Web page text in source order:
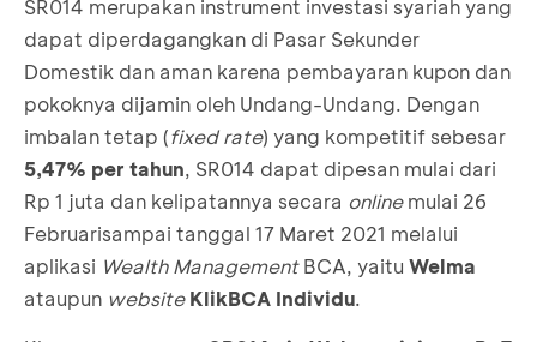
SR014 merupakan instrument investasi syariah yang
dapat diperdagangkan di Pasar Sekunder
Domestik dan aman karena pembayaran kupon dan
pokoknya dijamin oleh Undang-Undang. Dengan
imbalan tetap (fixed rate) yang kompetitif sebesar
5,47% per tahun, SR014 dapat dipesan mulai dari
Rp 1 juta dan kelipatannya secara onlinemulai 26
Februarisampai tanggal 17 Maret 2021 melalui
aplikasi Wealth ManagementBCA, yaitu Welma
ataupun website KlikBCA Individu.